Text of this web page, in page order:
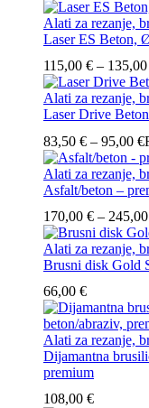
Alati za rezanje,
Laser ES Beton,
115,00 € – 135,00
Alati za rezanje,
Laser Drive
83,50 € – 95,00 €
Alati za rezanje,
Asfalt/beton –
170,00 € – 245,00
Alati za rezanje,
Brusni disk Gold
66,00 €
Alati za rezanje,
Dijamantna
premium
108,00 €